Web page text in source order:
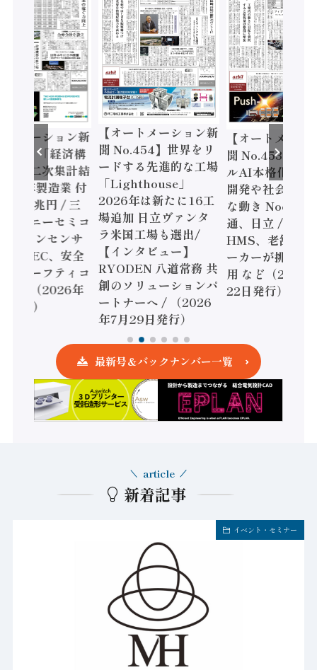
トメーション新
】「経済構
調査二次集計結
年製造業 付
額86兆円 / 三
とソニーセミコ
ジョンセンサ
/ IDEC、安全
すセーフティコ
ーラ（2026年
発行）
【オートメーション新
聞 No.454】世界をリ
ードする先進的な工場
「Lighthouse」
2026年は新たに16工
場追加 日立ヴァンタ
ラ米国工場も選出/
【インタビュー】
RYODEN 八道常務 共
創のソリューションパ
ートナーへ / （2026
年7月29日発行）
【オートメーシ
聞 No.453】フ
ルAI本格化へ
開発や社会実装
な動き Noetra
通、日立 / 兵神
HMS、老舗ポ
ーカーが挑むデ
用 など（2026
22日発行）
最新号＆バックナンバー一覧
新着記事
article
イベント・セミナー